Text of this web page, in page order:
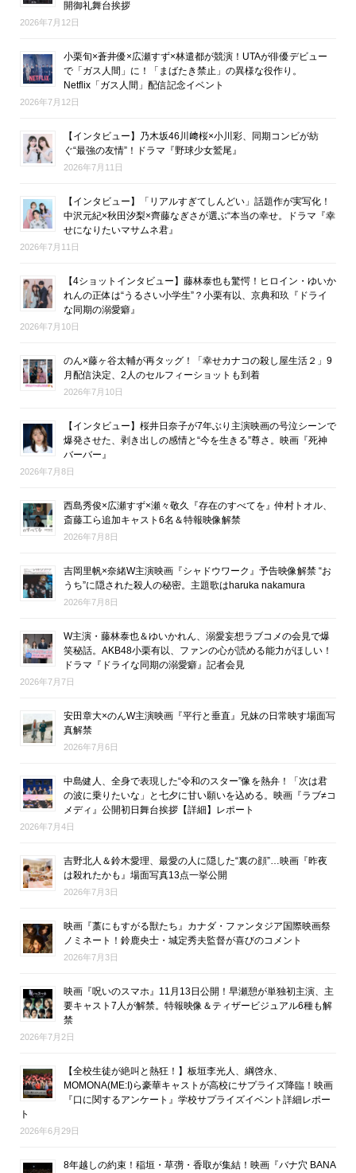
開御礼舞台挨拶
2026年7月12日
小栗旬×蒼井優×広瀬すず×林遣都が競演！UTAが俳優デビュー
で「ガス人間」に！「まばたき禁止」の異様な役作り。
Netflix「ガス人間」配信記念イベント
2026年7月12日
【インタビュー】乃木坂46川﨑桜×小川彩、同期コンビが紡
ぐ“最強の友情”！ドラマ『野球少女鷲尾』
2026年7月11日
【インタビュー】「リアルすぎてしんどい」話題作が実写化！
中沢元紀×秋田汐梨×齊藤なぎさが選ぶ“本当の幸せ。ドラマ『幸
せになりたいマサムネ君』
2026年7月11日
【4ショットインタビュー】藤林泰也も驚愕！ヒロイン・ゆいか
れんの正体は“うるさい小学生”？小栗有以、京典和玖『ドライ
な同期の溺愛癖』
2026年7月10日
のん×藤ヶ谷太輔が再タッグ！「幸せカナコの殺し屋生活２」9
月配信決定、2人のセルフィーショットも到着
2026年7月10日
【インタビュー】桜井日奈子が7年ぶり主演映画の号泣シーンで
爆発させた、剥き出しの感情と“今を生きる”尊さ。映画『死神
バーバー』
2026年7月8日
西島秀俊×広瀬すず×瀬々敬久『存在のすべてを』仲村トオル、
斎藤工ら追加キャスト6名＆特報映像解禁
2026年7月8日
吉岡里帆×奈緒W主演映画『シャドウワーク』予告映像解禁 “お
うち”に隠された殺人の秘密。主題歌はharuka nakamura
2026年7月8日
W主演・藤林泰也＆ゆいかれん、溺愛妄想ラブコメの会見で爆
笑秘話。AKB48小栗有以、ファンの心が読める能力がほしい！
ドラマ『ドライな同期の溺愛癖』記者会見
2026年7月7日
安田章大×のんW主演映画『平行と垂直』兄妹の日常映す場面写
真解禁
2026年7月6日
中島健人、全身で表現した“令和のスター”像を熱弁！「次は君
の波に乗りたいな」と七夕に甘い願いを込める。映画『ラブ≠コ
メディ』公開初日舞台挨拶【詳細】レポート
2026年7月4日
吉野北人＆鈴木愛理、最愛の人に隠した“裏の顔”…映画『昨夜
は殺れたかも』場面写真13点一挙公開
2026年7月3日
映画『藁にもすがる獣たち』カナダ・ファンタジア国際映画祭
ノミネート！鈴鹿央士・城定秀夫監督が喜びのコメント
2026年7月3日
映画『呪いのスマホ』11月13日公開！早瀬憩が単独初主演、主
要キャスト7人が解禁。特報映像＆ティザービジュアル6種も解
禁
2026年7月2日
【全校生徒が絶叫と熱狂！】板垣李光人、綱啓永、
MOMONA(ME:I)ら豪華キャストが高校にサプライズ降臨！映画
『口に関するアンケート』学校サプライズイベント詳細レポー
ト
2026年6月29日
8年越しの約束！稲垣・草彅・香取が集結！映画『バナ穴 BANA